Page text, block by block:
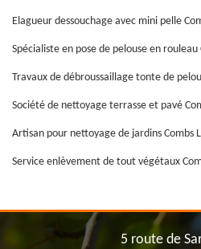
Elagueur dessouchage avec mini pelle
Spécialiste en pose de pelouse en rouleau
Travaux de débroussaillage tonte de
Société de nettoyage terrasse et pavé
Artisan pour nettoyage de jardins Combs
Service enlèvement de tout végétaux
5 route de